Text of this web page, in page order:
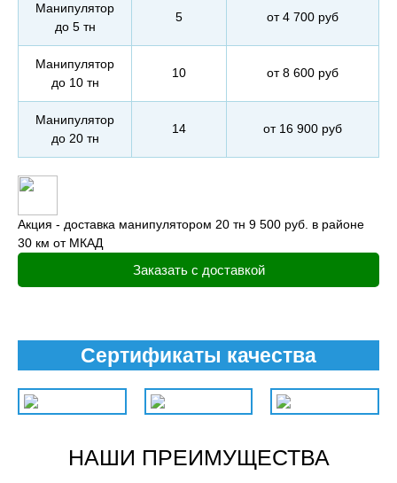
Манипулятор
до 5 тн
5 от 4 700 руб
Манипулятор
до 10 тн
10 от 8 600 руб
Манипулятор
до 20 тн
14 от 16 900 руб
Акция - доставка манипулятором 20 тн 9 500 руб. в районе
30 км от МКАД
Заказать с доставкой
Сертификаты качества
НАШИ ПРЕИМУЩЕСТВА